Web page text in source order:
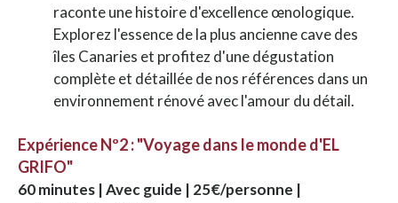
raconte une histoire d'excellence œnologique.
Explorez l'essence de la plus ancienne cave des
îles Canaries et profitez d'une dégustation
complète et détaillée de nos références dans un
environnement rénové avec l'amour du détail.
Expérience Nº2 : "Voyage dans le monde d'EL
GRIFO"
60 minutes | Avec guide | 25€/personne |